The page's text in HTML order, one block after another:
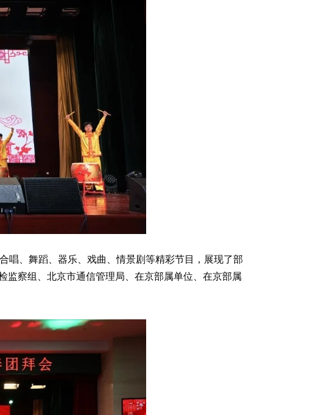
唱、舞蹈、器乐、戏曲、情景剧等精彩节目，展现了部
监察组、北京市通信管理局、在京部属单位、在京部属